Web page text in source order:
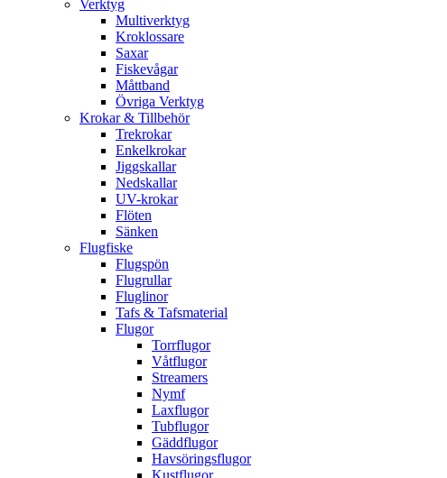
Verktyg
Multiverktyg
Kroklossare
Saxar
Fiskevågar
Måttband
Övriga Verktyg
Krokar & Tillbehör
Trekrokar
Enkelkrokar
Jiggskallar
Nedskallar
UV-krokar
Flöten
Sänken
Flugfiske
Flugspön
Flugrullar
Fluglinor
Tafs & Tafsmaterial
Flugor
Torrflugor
Våtflugor
Streamers
Nymf
Laxflugor
Tubflugor
Gäddflugor
Havsöringsflugor
Kustflugor